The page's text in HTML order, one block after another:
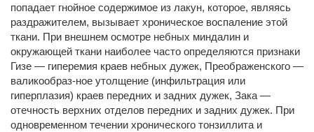
попадает гнойное содержимое из лакун, которое, являясь
раздражителем, вызывает хроническое воспаление этой
ткани. При внешнем осмотре небных миндалин и
окружающей ткани наиболее часто определяются признаки
Гизе — гиперемия краев небных дужек, Преображенского —
валикообраз-ное утолщение (инфильтрация или
гиперплазия) краев передних и задних дужек, Зака —
отечность верхних отделов передних и задних дужек. При
одновременном течении хронического тонзиллита и